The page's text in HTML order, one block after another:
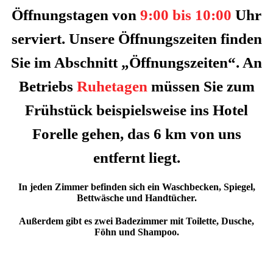
Öffnungstagen von 9:00 bis 10:00 Uhr
serviert. Unsere Öffnungszeiten finden
Sie im Abschnitt „Öffnungszeiten“. An
Betriebs Ruhetagen müssen Sie zum
Frühstück beispielsweise ins Hotel
Forelle gehen, das 6 km von uns
entfernt liegt.
In jeden Zimmer befinden sich ein Waschbecken, Spiegel,
Bettwäsche und Handtücher.
Außerdem gibt es zwei Badezimmer mit Toilette, Dusche,
Föhn und Shampoo.